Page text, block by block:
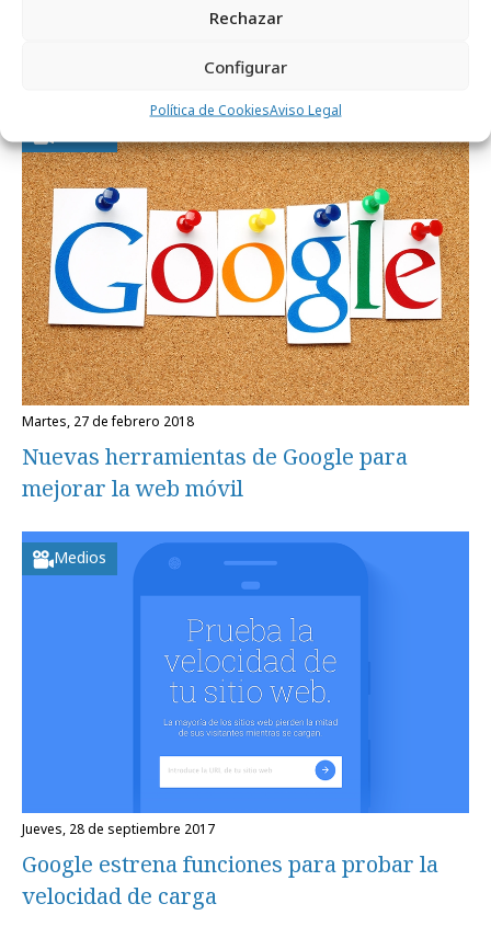
Rechazar
Configurar
Política de CookiesAviso Legal
Noticias Relacionadas
martes, 27 de febrero 2018
Nuevas herramientas de Google para
mejorar la web móvil
Medios
jueves, 28 de septiembre 2017
Google estrena funciones para probar la
velocidad de carga